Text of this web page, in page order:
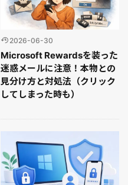
2026-06-30
Microsoft Rewardsを装った
迷惑メールに注意！本物との
見分け方と対処法（クリック
してしまった時も）